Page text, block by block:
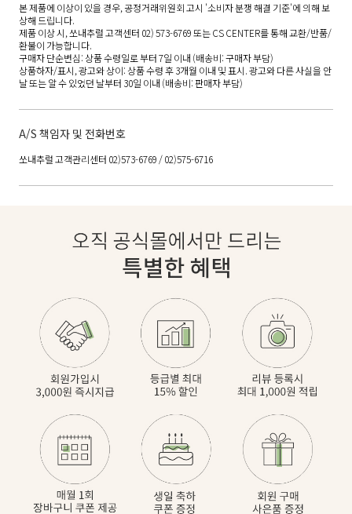
본 제품에 이상이 있을 경우, 공정거래위원회 고시 '소비자 분쟁 해결 기준'에 의해 보
상해 드립니다.
제품 이상 시, 쏘내추럴 고객센터 02) 573-6769 또는 CS CENTER를 통해 교환/반품/
환불이 가능합니다.
구매자 단순변심: 상품 수령일로 부터 7일 이내 (배송비: 구매자 부담)
상품하자/표시, 광고와 상이: 상품 수령 후 3개월 이내 및 표시. 광고와 다른 사실을 안
날 또는 알 수 있었던 날부터 30일 이내 (배송비: 판매자 부담)
A/S 책임자 및 전화번호
쏘내추럴 고객관리센터 02)573-6769 / 02)575-6716